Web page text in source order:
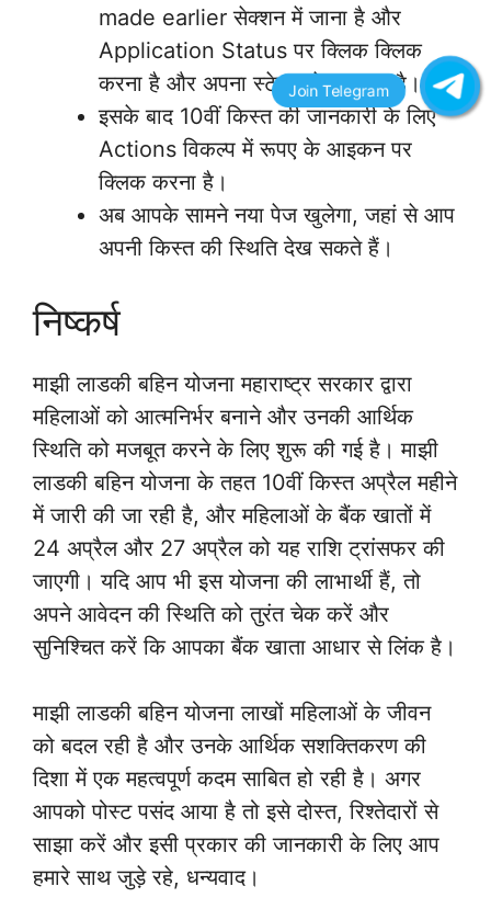
made earlier सेक्शन में जाना है और
Application Status पर क्लिक क्लिक
करना है और अपना स्टेटस चेक करना है।
इसके बाद 10वीं किस्त की जानकारी के लिए
Actions विकल्प में रूपए के आइकन पर
क्लिक करना है।
अब आपके सामने नया पेज खुलेगा, जहां से आप
अपनी किस्त की स्थिति देख सकते हैं।
निष्कर्ष
माझी लाडकी बहिन योजना महाराष्ट्र सरकार द्वारा
महिलाओं को आत्मनिर्भर बनाने और उनकी आर्थिक
स्थिति को मजबूत करने के लिए शुरू की गई है। माझी
लाडकी बहिन योजना के तहत 10वीं किस्त अप्रैल महीने
में जारी की जा रही है, और महिलाओं के बैंक खातों में
24 अप्रैल और 27 अप्रैल को यह राशि ट्रांसफर की
जाएगी। यदि आप भी इस योजना की लाभार्थी हैं, तो
अपने आवेदन की स्थिति को तुरंत चेक करें और
सुनिश्चित करें कि आपका बैंक खाता आधार से लिंक है।
माझी लाडकी बहिन योजना लाखों महिलाओं के जीवन
को बदल रही है और उनके आर्थिक सशक्तिकरण की
दिशा में एक महत्वपूर्ण कदम साबित हो रही है। अगर
आपको पोस्ट पसंद आया है तो इसे दोस्त, रिश्तेदारों से
साझा करें और इसी प्रकार की जानकारी के लिए आप
हमारे साथ जुड़े रहे, धन्यवाद।